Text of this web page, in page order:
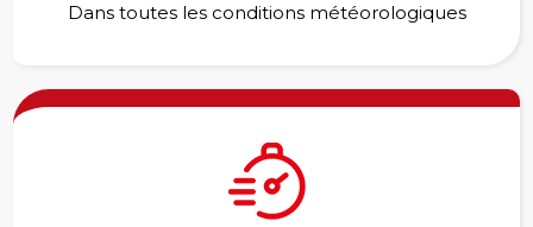
Dans toutes les conditions météorologiques